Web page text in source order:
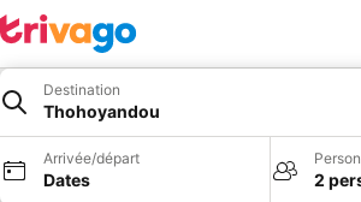
Destination
Thohoyandou
Arrivée/départ
Dates 2